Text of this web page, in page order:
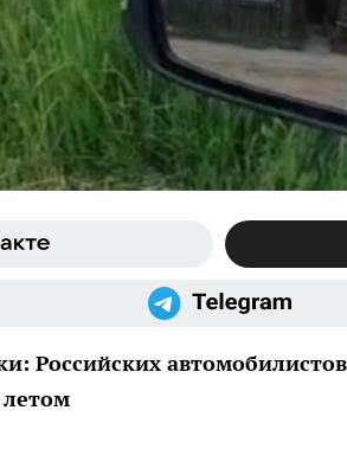
Российских